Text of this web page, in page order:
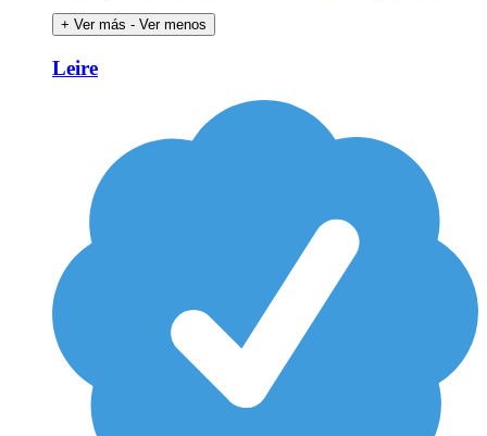
+ Ver más - Ver menos
Leire